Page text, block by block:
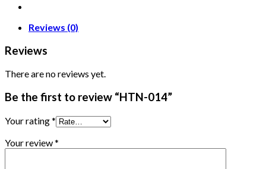
Reviews (0)
Reviews
There are no reviews yet.
Be the first to review “HTN-014”
Your rating*
Your review*